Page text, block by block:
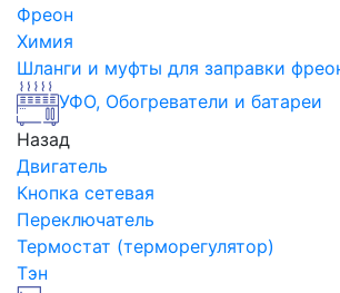
Фреон
Химия
Шланги и муфты для заправки
УФО, Обогреватели и батареи
Назад
Двигатель
Кнопка сетевая
Переключатель
Термостат (терморегулятор)
Тэн